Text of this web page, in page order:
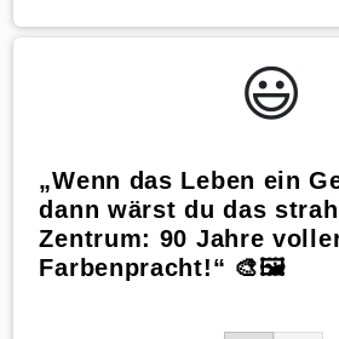
😃️
„Wenn das Leben ein
dann wärst du das
Zentrum: 90 Jahre
Farbenpracht!“ 🎨🖼️